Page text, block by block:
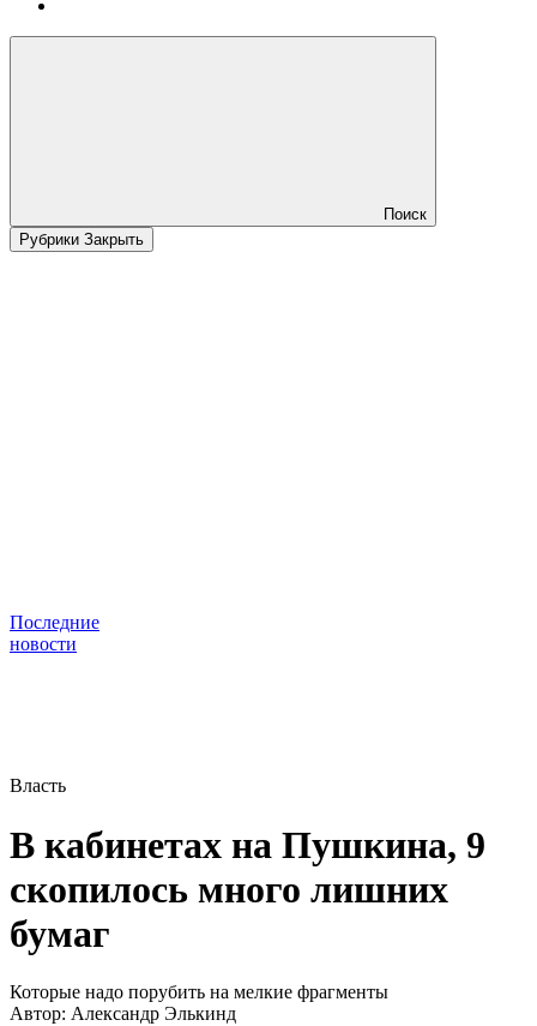
Поиск
Рубрики Закрыть
Последние
новости
Власть
В кабинетах на Пушкина, 9
скопилось много лишних
бумаг
Которые надо порубить на мелкие фрагменты
Автор: Александр Элькинд